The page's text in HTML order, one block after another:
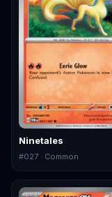
Ninetales
#027 · Common